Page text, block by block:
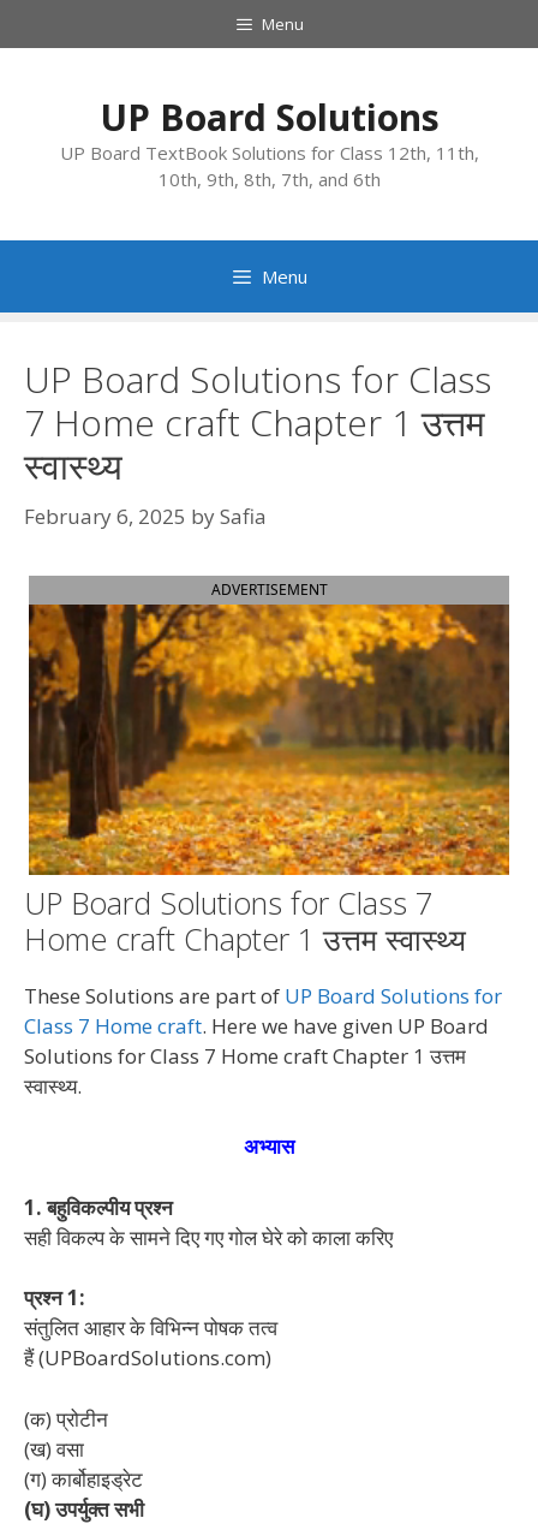
to
Menu
UP Board Solutions
UP Board TextBook Solutions for Class 12th, 11th,
10th, 9th, 8th, 7th, and 6th
Menu
UP Board Solutions for Class
7 Home craft Chapter 1 उत्तम
स्वास्थ्य
February 6, 2025 bySafia
ADVERTISEMENT
UP Board Solutions for Class 7
Home craft Chapter 1 उत्तम स्वास्थ्य
These Solutions are part of UP Board Solutions for
Class 7 Home craft. Here we have given UP Board
Solutions for Class 7 Home craft Chapter 1 उत्तम
स्वास्थ्य.
अभ्यास
1. बहुविकल्पीय प्रश्न
सही विकल्प के सामने दिए गए गोल घेरे को काला करिए
प्रश्न 1:
संतुलित आहार के विभिन्न पोषक तत्व
हैं (UPBoardSolutions.com)
(क) प्रोटीन
(ख) वसा
(ग) कार्बोहाइड्रेट
(घ) उपर्युक्त सभी